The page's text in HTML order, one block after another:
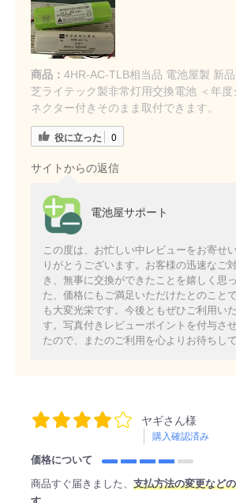
商品： 4HR-AC-TLB相当品 電池屋製 新
芝ライテック製非常灯用交換電池 ＜年度
ネクター付きそのまま取付できます。
役に立った 0
サイトからの返信
電池屋サポート
この度は、お忙しい中レビューをお寄せ
りがとうございます。お客様の迅速なご
き、無事に交換ができたことを嬉しく思
た、価格にもご満足いただけたとのこと
も大変光栄です。今後ともぜひご利用い
す。写真付きレビューポイントを付与さ
たので、またのご利用を心よりお待ちして
ヤギさん様
購入確認済み
価格について
商品すぐ届きました、 支払方法の変更など